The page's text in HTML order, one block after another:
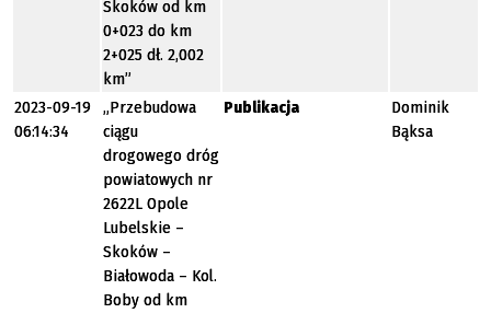
Skoków od km
0+023 do km
2+025 dł. 2,002
km”
2023-09-19
06:14:34
„Przebudowa
ciągu
drogowego dróg
powiatowych nr
2622L Opole
Lubelskie –
Skoków –
Białowoda – Kol.
Boby od km
Publikacja
Dominik
Bąksa